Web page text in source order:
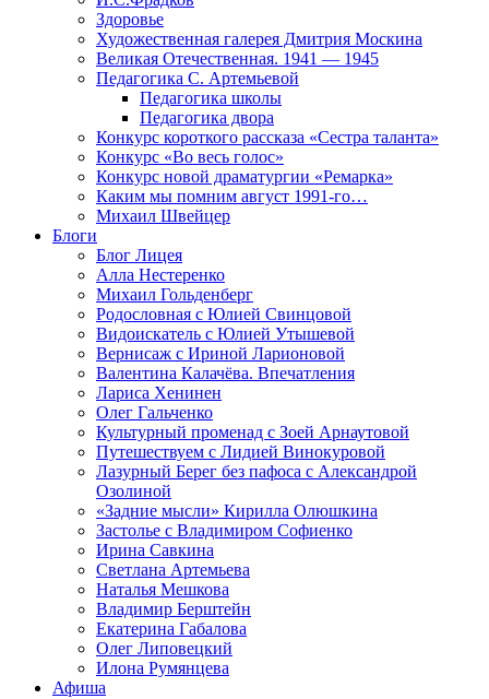
Здоровье
Художественная галерея Дмитрия Москина
Великая Отечественная. 1941 — 1945
Педагогика С. Артемьевой
Педагогика школы
Педагогика двора
Конкурс короткого рассказа «Сестра таланта»
Конкурс «Во весь голос»
Конкурс новой драматургии «Ремарка»
Каким мы помним август 1991-го…
Михаил Швейцер
Блоги
Блог Лицея
Алла Нестеренко
Михаил Гольденберг
Родословная с Юлией Свинцовой
Видоискатель с Юлией Утышевой
Вернисаж с Ириной Ларионовой
Валентина Калачёва. Впечатления
Лариса Хенинен
Олег Гальченко
Культурный променад с Зоей Арнаутовой
Путешествуем с Лидией Винокуровой
Лазурный Берег без пафоса с Александрой
Озолиной
«Задние мысли» Кирилла Олюшкина
Застолье с Владимиром Софиенко
Ирина Савкина
Светлана Артемьева
Наталья Мешкова
Владимир Берштейн
Екатерина Габалова
Олег Липовецкий
Илона Румянцева
Афиша